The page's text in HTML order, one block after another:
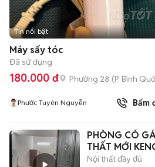
Tin nổi bật
Máy sấy tóc
Đã sử dụng
180.000 đ Phường 28 (P. Bình
Phước Tuyên Nguyễn Bấm
PHÒNG CÓ
THẤT MỚI
BÁCH KHOA
Nội thất đầy đủ